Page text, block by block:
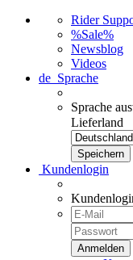
Rider
%Sale%
Newsblog
Videos
de Sprache
Sprache
Lieferland
Kundenlogin